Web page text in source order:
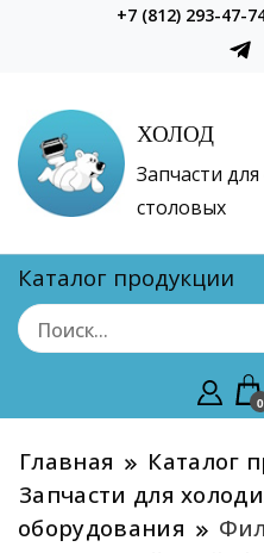
+7 (812) 293-47-
ХОЛОД
Запчасти
столовых
Каталог продукции
0
Главная
Каталог
Запчасти для
оборудования